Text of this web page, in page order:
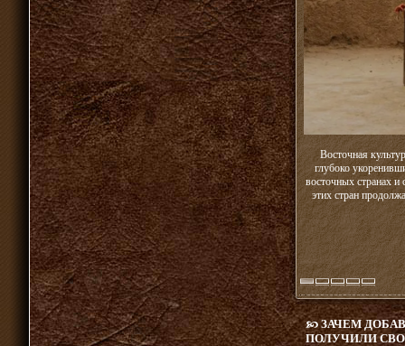
Восточная
глубоко
восточных странах
этих стран
ЗАЧЕМ
ПОЛУЧИЛИ